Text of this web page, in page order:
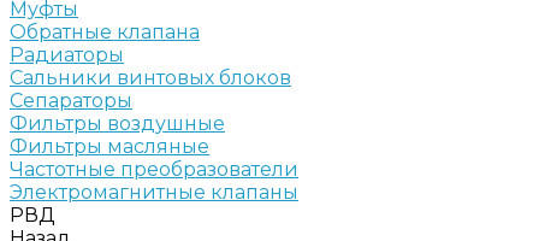
Муфты
Обратные клапана
Радиаторы
Сальники винтовых блоков
Сепараторы
Фильтры воздушные
Фильтры масляные
Частотные преобразователи
Электромагнитные клапаны
РВД